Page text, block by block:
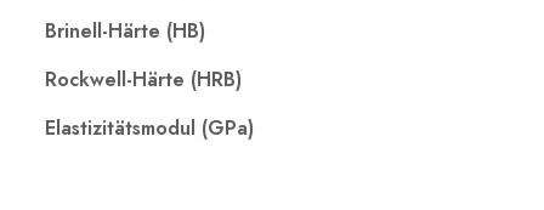
Brinell-Härte (HB)
Rockwell-Härte (HRB)
Elastizitätsmodul (GPa)